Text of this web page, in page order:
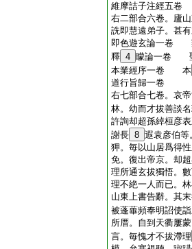
維摩詰子注經五
右二部合六卷。廬
詵即慧遠弟子。甚
即色遊玄論一卷
釋 4 曚論一卷
本業經序一卷 本
道行旨歸一卷
右七部合七卷。哀
林。幼而才拔善談
許詢却超孫綽桓彦
謝長 8 遐袁彦伯等
狎。毎以山居爲得
免。復出帝京。却
理所通玄拔獨悟。
理不絶一人而已。
山東上書告辭。其
被蓬蓽頻奉明詔使
所厝。自到天衢屢
言。毎愧才不拔滯理